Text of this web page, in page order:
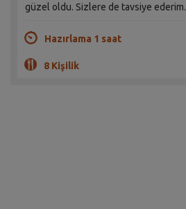
güzel oldu. Sizlere de tavsiye ederim.
Hazırlama 1 saat
8 Kişilik